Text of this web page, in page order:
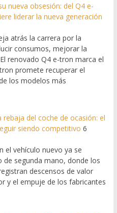
nueva obsesión: del Q4 e-
liderar la nueva generación
atrás la carrera por la
consumos, mejorar la
renovado Q4 e-tron marca el
promete recuperar el
los modelos más
del coche de ocasión: el
siendo competitivo 6
el vehículo nuevo ya se
segunda mano, donde los
descensos de valor
y el empuje de los fabricantes